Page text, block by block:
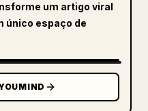
um artigo viral
único espaço de